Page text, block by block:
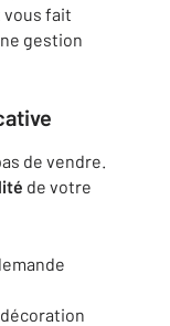
vous fait
gestion
de vendre.
de votre